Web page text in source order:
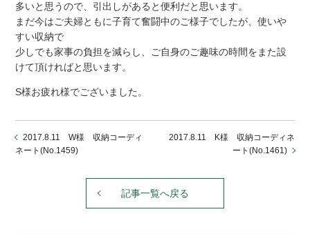
多いと思うので、引出しがあると便利だと思います。
まだ今はご夫婦ともに子育て奮闘中のご様子でしたが、使いや
すい収納で
少しでも家事の負担を減らし、ご自身のご趣味の時間をまた設
けて頂ければと思います。
S様お疲れ様でございました。
2017.8.11 W様 収納コーディ
ネート(No.1459)
2017.8.11 K様 収納コーディネ
ート(No.1461)
記事一覧へ戻る